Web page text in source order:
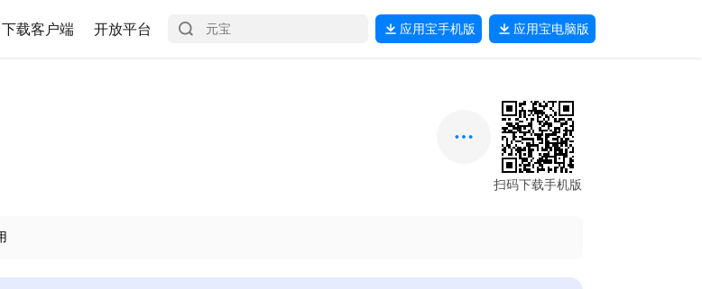
下载客户端 开放平台 应用宝手机版 应用宝电脑版
扫码下载手机版